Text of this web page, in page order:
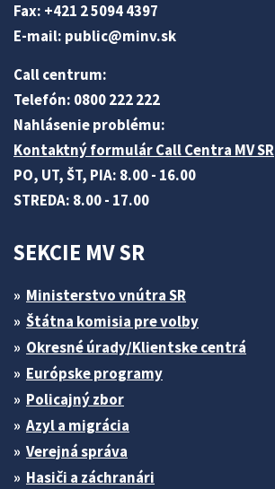
Fax: +421 2 5094 4397
E-mail: public@minv.sk
Call centrum:
Telefón: 0800 222 222
Nahlásenie problému:
Kontaktný formulár Call Centra MV SR
PO, UT, ŠT, PIA: 8.00 - 16.00
STREDA: 8.00 - 17.00
SEKCIE MV SR
Ministerstvo vnútra SR
Štátna komisia pre volby
Okresné úrady/Klientske centrá
Európske programy
Policajný zbor
Azyl a migrácia
Verejná správa
Hasiči a záchranári